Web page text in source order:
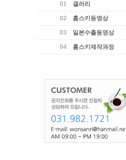
01 갤러리
02 홈스키동영상
03 일본수출동영상
04 홈스키제작과정